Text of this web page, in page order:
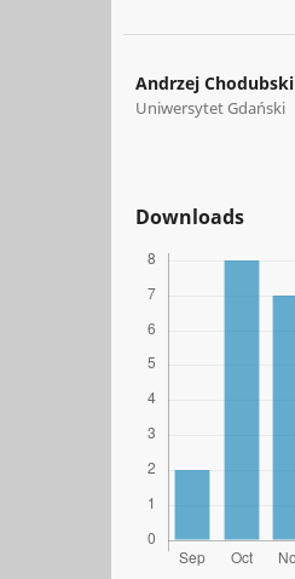
Andrzej Chodubski
Uniwersytet Gdański
Downloads